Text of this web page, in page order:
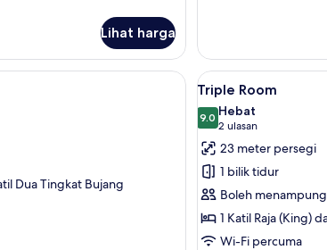
Lihat harga
Quadruple Room | Peti besi dalam bilik, meja, kalis bunyi,
Dua Tingkat Bujang
Lihat
semua
foto
untuk
Triple
Room
6
Triple Room
9.09.0 daripada 10
Hebat
2 ulasan
(2
ulasan)
23 meter persegi
1 bilik tidur
Boleh
1 Katil Raja (King)
Wi-Fi percuma